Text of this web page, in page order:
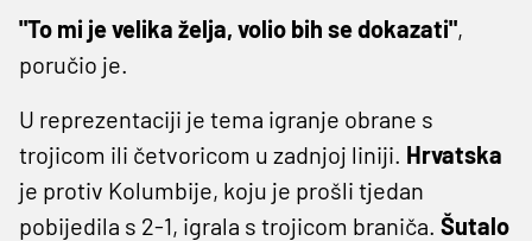
"To mi je velika želja, volio bih se dokazati",
poručio je.
U reprezentaciji je tema igranje obrane s
trojicom ili četvoricom u zadnjoj liniji. Hrvatska
je protiv Kolumbije, koju je prošli tjedan
pobijedila s 2-1, igrala s trojicom braniča. Šutalo